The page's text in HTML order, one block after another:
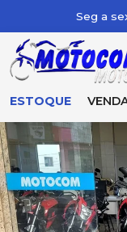
Seg a
ESTOQUE